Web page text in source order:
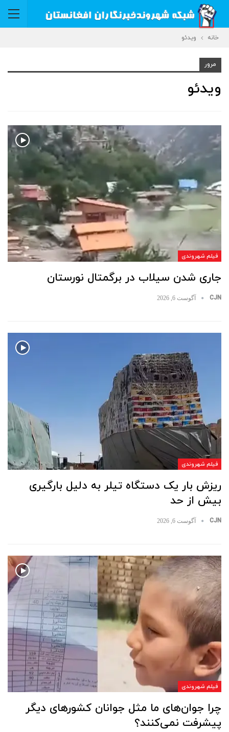
خانه ویدئو
مرور
ویدئو
فیلم شهروندی
جاری شدن سیلاب در برگمتال نورستان
CJN آگوست 6, 2026
فیلم شهروندی
ریزش بار یک دستگاه تیلر به دلیل بارگیری
بیش از حد
CJN آگوست 6, 2026
فیلم شهروندی
چرا جوان‌های ما مثل جوانان کشورهای دیگر
پیشرفت نمی‌کنند؟